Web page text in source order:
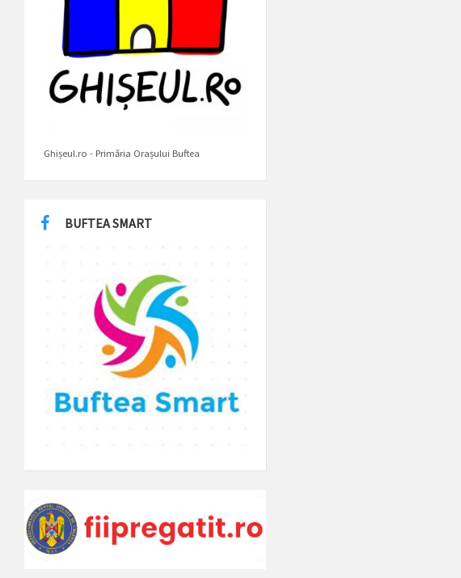
Ghișeul.ro - Primăria Orașului Buftea
BUFTEA SMART